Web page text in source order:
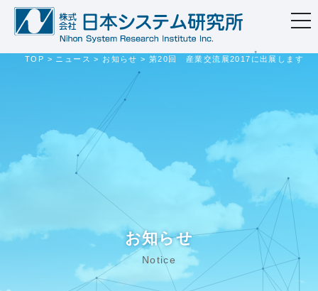
TOP > ニュース > お知らせ > 第20回 産業交流展2017に出展します
お知らせ
Notice